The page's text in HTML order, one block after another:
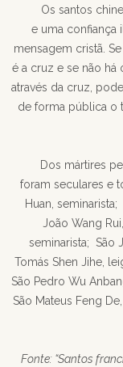
Os santos
e uma confiança
mensagem cristã.
é a cruz e se não há
através da cruz,
de forma pública o
Dos mártires
foram seculares e
Huan,
João Wang
seminarista; São
Tomás Shen Jihe,
São Pedro Wu
São Mateus Feng
Fonte: “Santos